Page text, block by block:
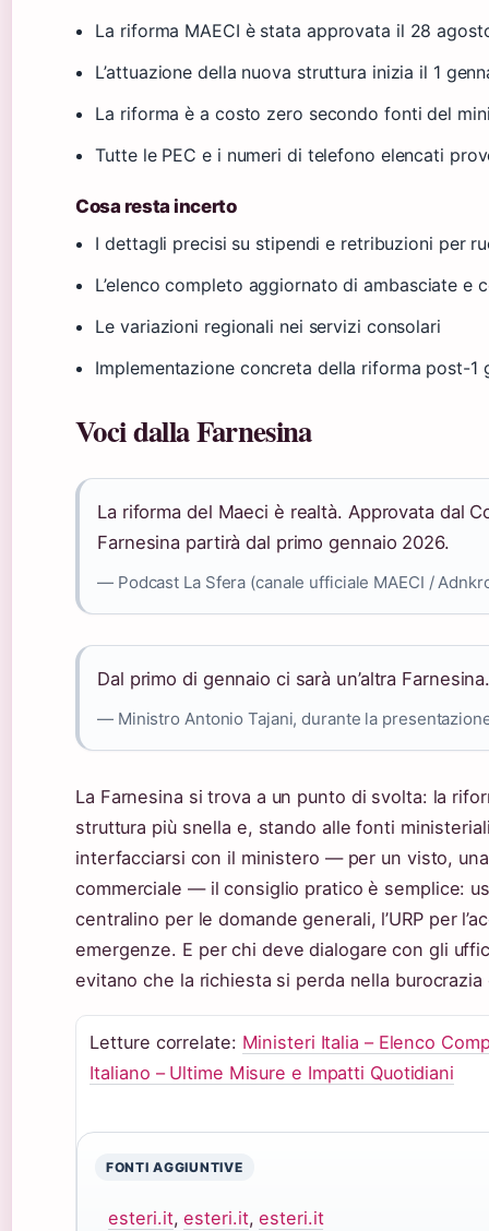
La riforma MAECI è stata approvata il 28
L’attuazione della nuova struttura inizia il 1
La riforma è a costo zero secondo fonti del
Tutte le PEC e i numeri di telefono elencati
Cosa resta incerto
I dettagli precisi su stipendi e retribuzioni per
L’elenco completo aggiornato di ambasciate e
Le variazioni regionali nei servizi consolari
Implementazione concreta della riforma post-1
Voci dalla Farnesina
La riforma del Maeci è realtà. Approvata dal
Farnesina partirà dal primo gennaio 2026.
— Podcast La Sfera (canale ufficiale MAECI /
Dal primo di gennaio ci sarà un’altra
— Ministro Antonio Tajani, durante la
La Farnesina si trova a un punto di svolta: la
struttura più snella e, stando alle fonti
interfacciarsi con il ministero — per un visto,
commerciale — il consiglio pratico è semplice:
centralino per le domande generali, l’URP per
emergenze. E per chi deve dialogare con gli
evitano che la richiesta si perda nella burocrazia
Letture correlate: Ministeri Italia – Elenco
Italiano – Ultime Misure e Impatti Quotidiani
FONTI AGGIUNTIVE
esteri.it,esteri.it,esteri.it